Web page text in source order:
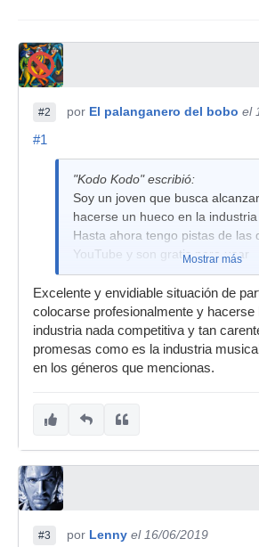
#2 por El palanganero del bobo el
#1
"Kodo Kodo" escribió:
Soy un joven que busca
hacerse un hueco en la industria
Hasta ahora tengo pistas de las
YouTube y son gratis para usar
Mostrar más
Excelente y envidiable situación de
colocarse profesionalmente y hacerse
industria nada competitiva y tan
promesas como es la industria
en los géneros que mencionas.
#3 por Lenny el 16/06/2019